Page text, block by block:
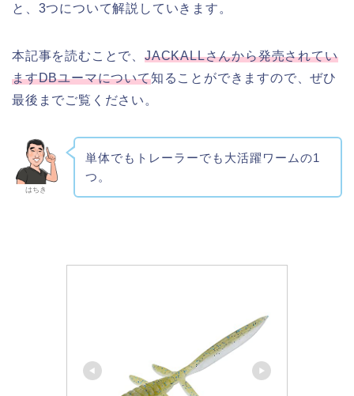
と、3つについて解説していきます。
本記事を読むことで、 JACKALLさんから発売されてい
ますDBユーマについて知ることができますので、ぜひ
最後までご覧ください。
はちき
単体でもトレーラーでも大活躍ワームの1
つ。